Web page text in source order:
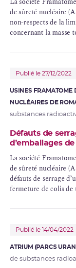
de sûreté nucléaire
non-respects de la
concernant la masse
Publié le 27/12/2022
USINES FRAMATOME
NUCLÉAIRES DE
substances
Défauts de
d’emballages
La société
de sûreté nucléaire
défauts de serrage
fermeture de colis
Publié le 14/04/2022
ATRIUM (PARCS
de substances